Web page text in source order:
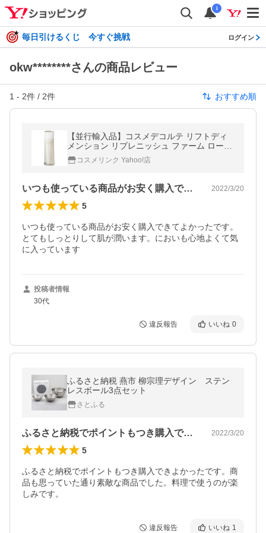
i
毎日引けるくじ 今すぐ挑戦 ログイン
okw********さんの商品レビュー
1 - 2件 / 2件 おすすめ順
【並行輸入品】コスメデコルテ リフトディ
メンション リプレニッシュ ファーム ローシ
ョン ER 200ml (374186)
コスメリンク Yahoo!店
いつも使っている商品がお安く購入できて… 2022/3/20
5
いつも使っている商品がお安く購入できてよかったです。
とてもしっとりして肌が潤います。においも心地よくて気
に入っています
投稿者情報
30代
違反報告 いいね 0
ふるさと納税 燕市 柳宗理デザイン ステン
レスボール3点セット
さとふる
ふるさと納税でポイントもつき購入できよ… 2022/3/20
5
ふるさと納税でポイントもつき購入できよかったです。商
品も思っていた通り素敵な商品でした。料理で使うのが楽
しみです。
違反報告 いいね 1